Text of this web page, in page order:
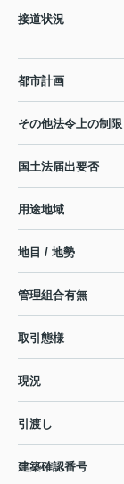
接道状況
都市計画
その他法令上の制限
国土法届出要否
用途地域
地目 / 地勢
管理組合有無
取引態様
現況
引渡し
建築確認番号